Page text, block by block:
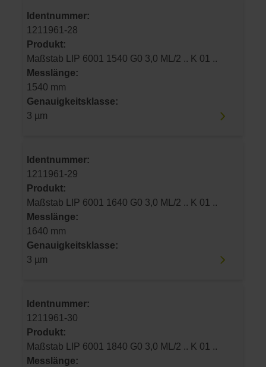
Identnummer:
1211961-28
Produkt:
Maßstab LIP 6001 1540 G0 3,0 ML/2 .. K 01 ..
Messlänge:
1540 mm
Genauigkeitsklasse:
3 µm
Identnummer:
1211961-29
Produkt:
Maßstab LIP 6001 1640 G0 3,0 ML/2 .. K 01 ..
Messlänge:
1640 mm
Genauigkeitsklasse:
3 µm
Identnummer:
1211961-30
Produkt:
Maßstab LIP 6001 1840 G0 3,0 ML/2 .. K 01 ..
Messlänge: